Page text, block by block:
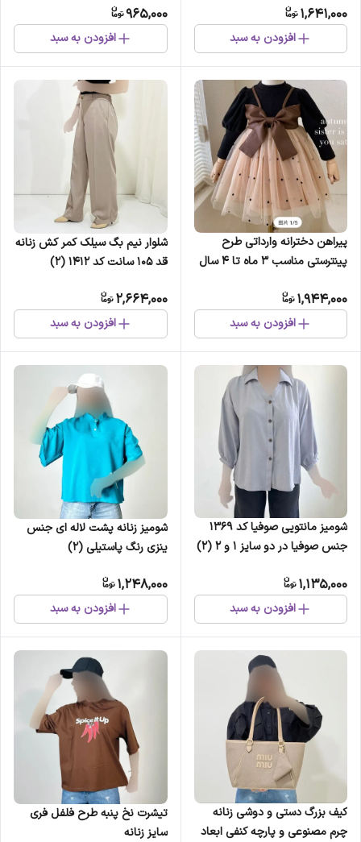
1,641,000
افزودن به سبد
965,000
افزودن به سبد
پیراهن دخترانه وارداتی طرح
پینترستی مناسب 3 ماه تا 4 سال
1,944,000
افزودن به سبد
شلوار نیم بگ سیلک کمر کش زنانه
قد 105 سانت کد 1412 (2)
2,664,000
افزودن به سبد
شومیز مانتویی صوفیا کد 1369
جنس صوفیا در دو سایز 1 و 2 (2)
1,135,000
افزودن به سبد
شومیز زنانه پشت لاله ای جنس
ینزی رنگ پاستیلی (2)
1,248,000
افزودن به سبد
کیف بزرگ دستی و دوشی زنانه
چرم مصنوعی و پارچه کنفی ابعاد
تیشرت نخ پنبه طرح فلفل فری
سایز زنانه